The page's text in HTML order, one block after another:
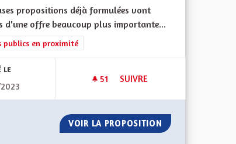
et climatiques
NATURELLE
propositions déjà formulées vont
d'une offre beaucoup plus importante...
de la catégorie : Les services publics en proximité
publics en proximité
LE
51 51 ABONNÉS
SUIVRE
VOIR LA PROPOSITION TRANSPORTS